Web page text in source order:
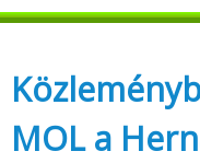
Megújuló és
MOL a